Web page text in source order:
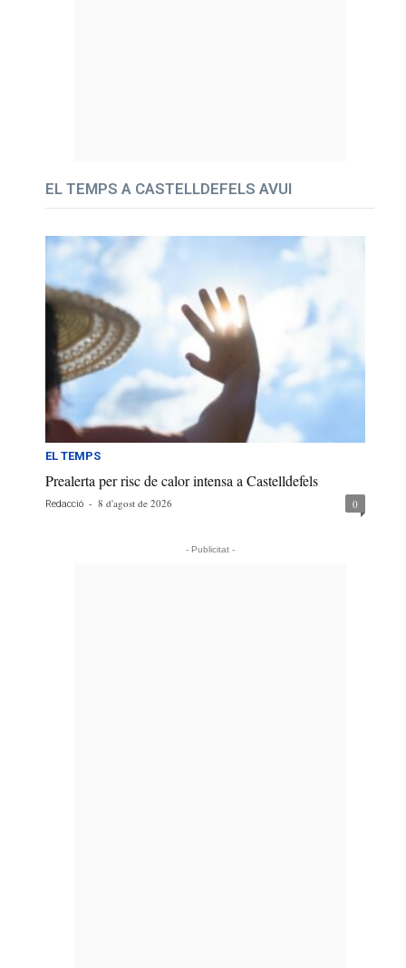
EL TEMPS A CASTELLDEFELS AVUI
EL TEMPS
Prealerta per risc de calor intensa a Castelldefels
Redacció - 8 d'agost de 2026 0
- Publicitat -